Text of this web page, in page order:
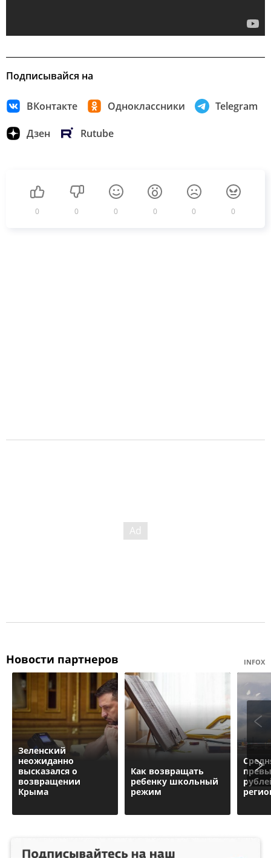
Подписывайся на
ВКонтакте Одноклассники Telegram
Дзен Rutube
0 0 0 0 0 0
Новости партнеров INFOX
Зеленский
неожиданно
высказался о
возвращении
Крыма
Как возвращать
ребенку школьный
режим